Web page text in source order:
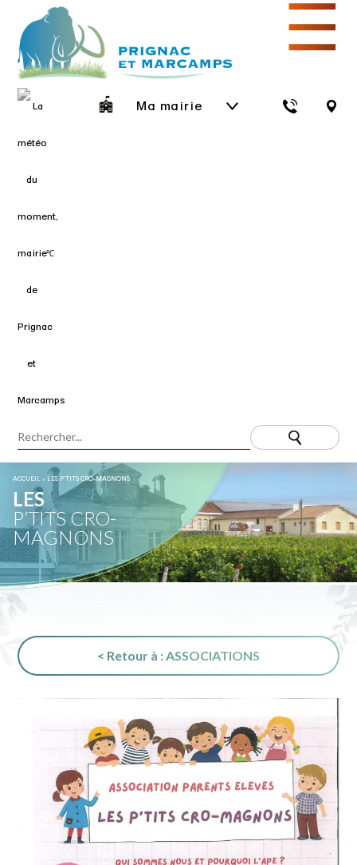
℃
Ma mairie
☰
ACCUEIL » LES P’TITS CRO-MAGNONS
LES
P’TITS CRO-
MAGNONS
< Retour à : ASSOCIATIONS